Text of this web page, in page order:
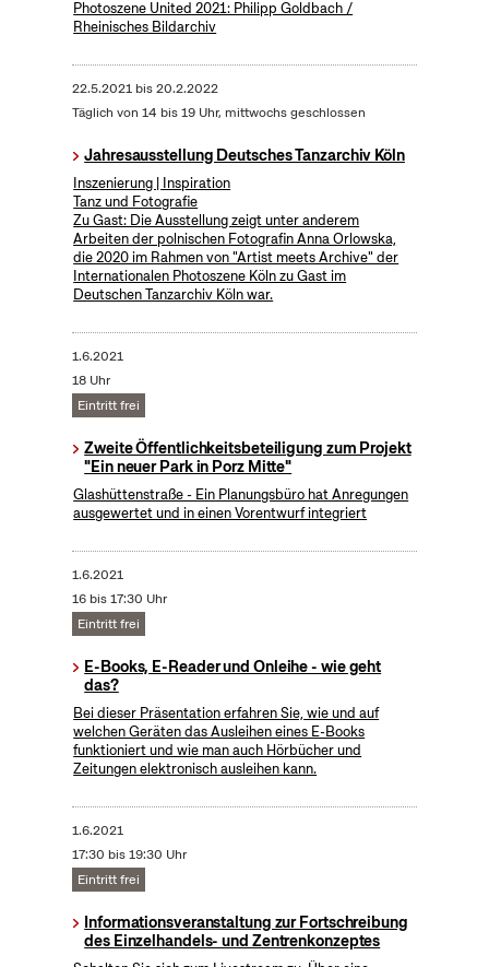
Photoszene United 2021: Philipp Goldbach /
Rheinisches Bildarchiv
22.5.2021bis20.2.2022
Täglich von 14 bis 19 Uhr, mittwochs geschlossen
Jahresausstellung Deutsches Tanzarchiv Köln
Inszenierung | Inspiration
Tanz und Fotografie
Zu Gast: Die Ausstellung zeigt unter anderem
Arbeiten der polnischen Fotografin Anna Orlowska,
die 2020 im Rahmen von "Artist meets Archive" der
Internationalen Photoszene Köln zu Gast im
Deutschen Tanzarchiv Köln war.
1.6.2021
18 Uhr
Eintritt frei
Zweite Öffentlichkeitsbeteiligung zum Projekt
"Ein neuer Park in Porz Mitte"
Glashüttenstraße - Ein Planungsbüro hat Anregungen
ausgewertet und in einen Vorentwurf integriert
1.6.2021
16 bis 17:30 Uhr
Eintritt frei
E-Books, E-Reader und Onleihe - wie geht
das?
Bei dieser Präsentation erfahren Sie, wie und auf
welchen Geräten das Ausleihen eines E-Books
funktioniert und wie man auch Hörbücher und
Zeitungen elektronisch ausleihen kann.
1.6.2021
17:30 bis 19:30 Uhr
Eintritt frei
Informationsveranstaltung zur Fortschreibung
des Einzelhandels- und Zentrenkonzeptes